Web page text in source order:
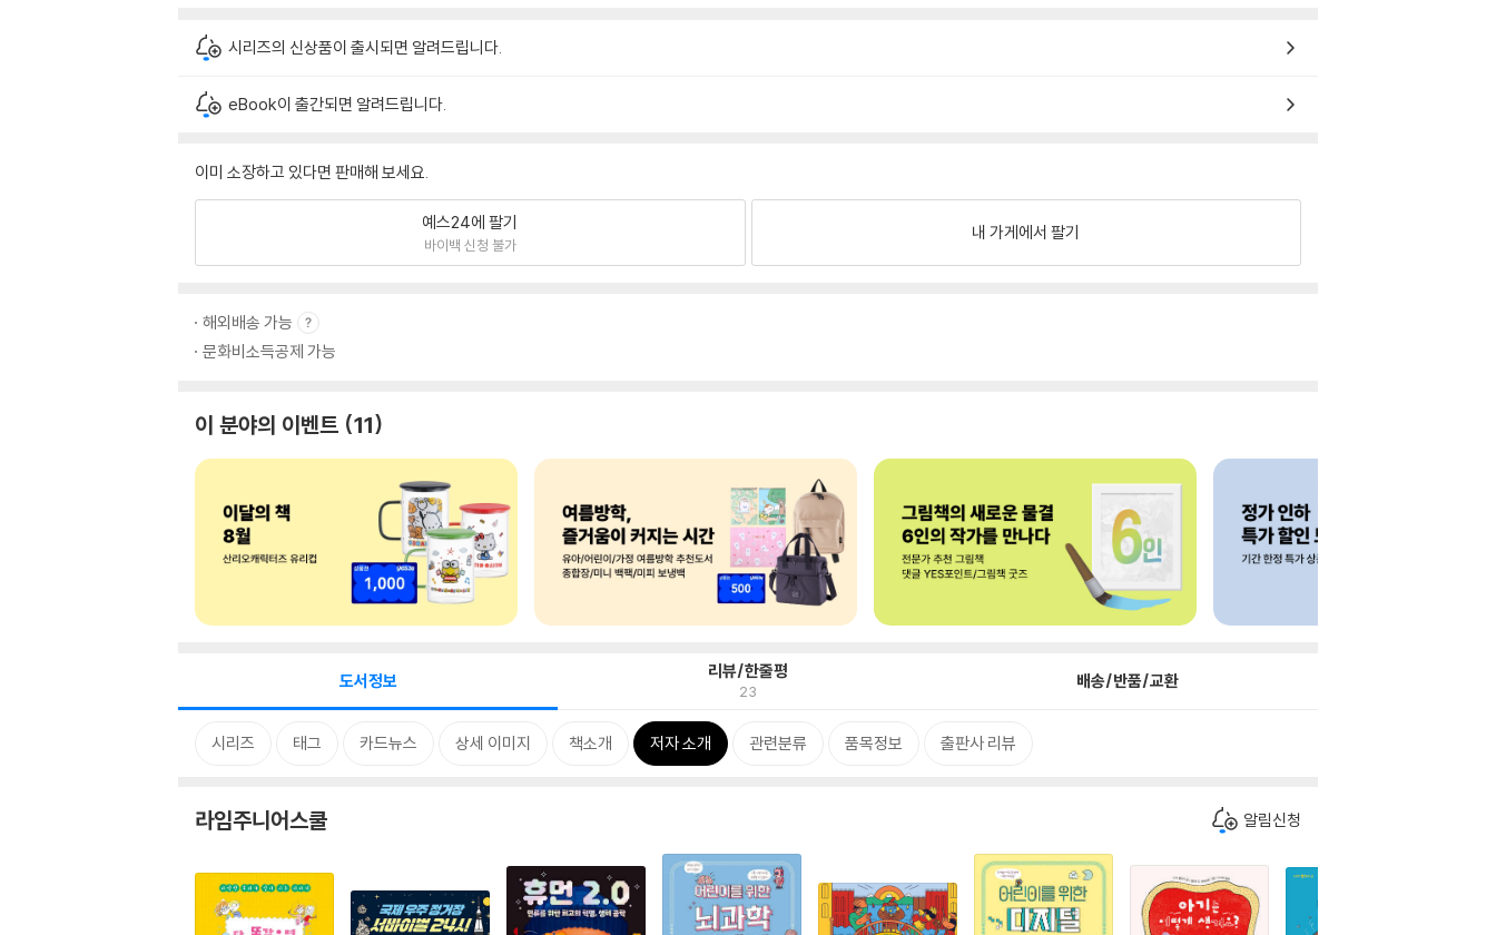
시리즈의 신상품이 출시되면 알려드립니다.
eBook이 출간되면 알려드립니다.
이미 소장하고 있다면 판매해 보세요.
예스24에 팔기
바이백 신청 불가
내 가게에서 팔기
해외배송 가능
문화비소득공제 가능
이 분야의 이벤트 11
도서정보 리뷰/한줄평
23 배송/반품/교환
시리즈 태그 카드뉴스 상세 이미지 책소개 저자 소개 관련분류 품목정보 출판사 리뷰
라임주니어스쿨 알림신청